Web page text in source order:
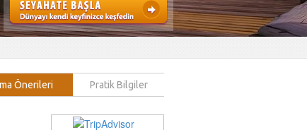
Önerileri Pratik Bilgiler